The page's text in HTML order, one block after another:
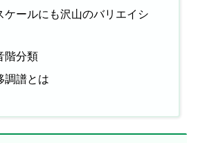
ケールにも沢山のバリエイシ
階分類
調譜とは